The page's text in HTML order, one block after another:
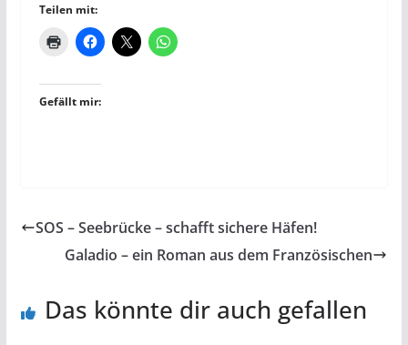
Teilen mit:
Gefällt mir:
SOS – Seebrücke – schafft sichere Häfen!
Galadio – ein Roman aus dem Französischen
Das könnte dir auch gefallen